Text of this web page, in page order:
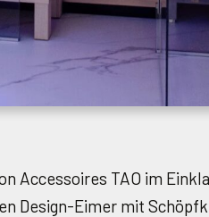
Accessoires TAO im
Design-Eimer mit